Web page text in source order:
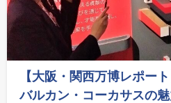
【大阪・関西万博レポー
バルカン・コーカサスの魅